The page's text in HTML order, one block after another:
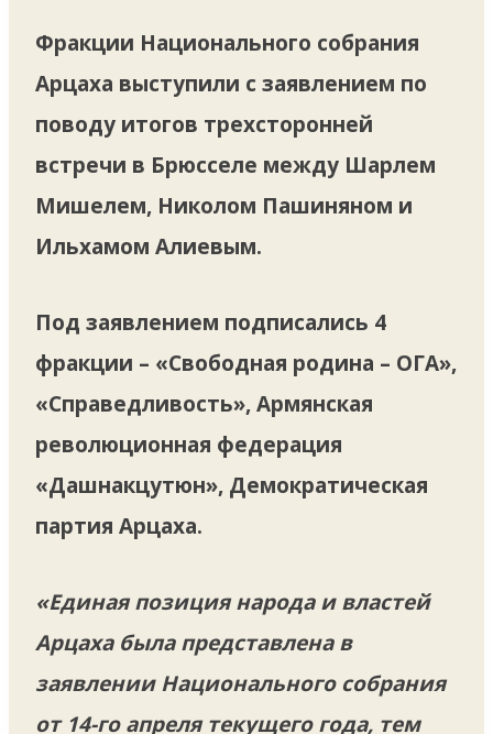
Фракции Национального собрания
Арцаха выступили с заявлением по
поводу итогов трехсторонней
встречи в Брюсселе между Шарлем
Мишелем, Николом Пашиняном и
Ильхамом Алиевым.
Под заявлением подписались 4
фракции – «Свободная родина – ОГА»,
«Справедливость», Армянская
революционная федерация
«Дашнакцутюн», Демократическая
партия Арцаха.
«Единая позиция народа и властей
Арцаха была представлена в
заявлении Национального собрания
от 14-го апреля текущего года, тем